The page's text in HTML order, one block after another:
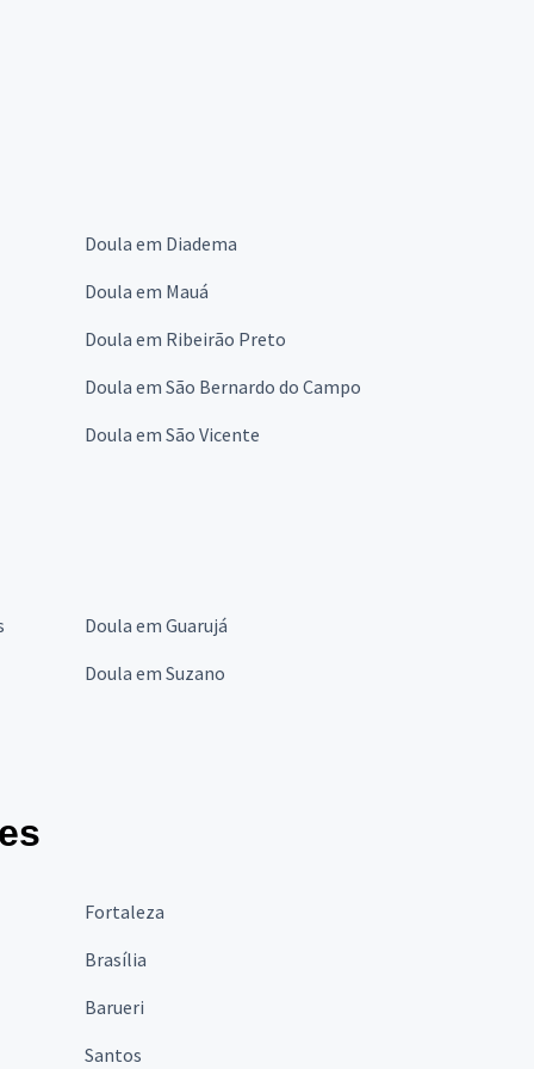
Doula em Diadema
Doula em Mauá
Doula em Ribeirão Preto
Doula em São Bernardo do Campo
Doula em São Vicente
Doula em Guarujá
Doula em Suzano
Fortaleza
Brasília
Barueri
Santos